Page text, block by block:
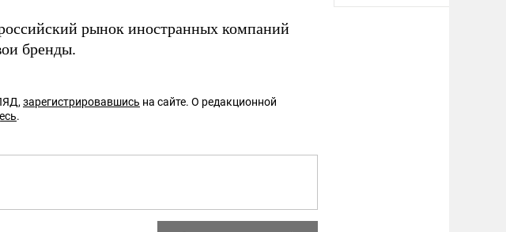
рынок иностранных компаний
бренды.
зарегистрировавшись на сайте. О редакционной
.